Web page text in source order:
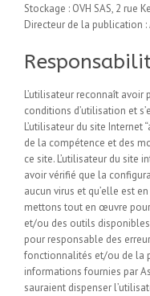
Stockage : OVH SAS, 2 rue
Directeur de la publication :
L’utilisateur reconnaît avoir
conditions d’utilisation et
L’utilisateur du site Internet
de la compétence et des
ce site. L’utilisateur du site
avoir vérifié que la
aucun virus et qu’elle est
mettons tout en œuvre
et/ou des outils
pour responsable des
fonctionnalités et/ou de la
informations fournies par
sauraient dispenser